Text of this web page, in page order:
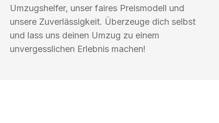
Umzugshelfer, unser faires Preismodell und
unsere Zuverlässigkeit. Überzeuge dich selbst
und lass uns deinen Umzug zu einem
unvergesslichen Erlebnis machen!